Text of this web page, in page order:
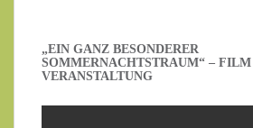
„EIN GANZ BESONDERER
SOMMERNACHTSTRAUM“ – FILM
VERANSTALTUNG